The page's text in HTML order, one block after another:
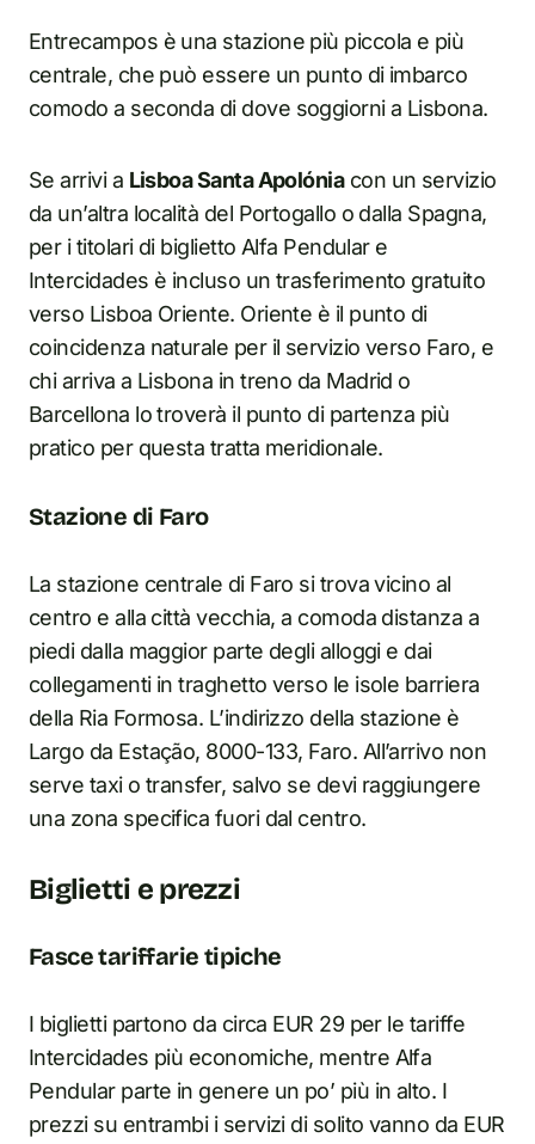
Entrecampos è una stazione più piccola e più
centrale, che può essere un punto di imbarco
comodo a seconda di dove soggiorni a Lisbona.
Se arrivi a Lisboa Santa Apolóniacon un servizio
da un’altra località del Portogallo o dalla Spagna,
per i titolari di biglietto Alfa Pendular e
Intercidades è incluso un trasferimento gratuito
verso Lisboa Oriente. Oriente è il punto di
coincidenza naturale per il servizio verso Faro, e
chi arriva a Lisbona in treno da Madrid o
Barcellona lo troverà il punto di partenza più
pratico per questa tratta meridionale.
Stazione di Faro
La stazione centrale di Faro si trova vicino al
centro e alla città vecchia, a comoda distanza a
piedi dalla maggior parte degli alloggi e dai
collegamenti in traghetto verso le isole barriera
della Ria Formosa. L’indirizzo della stazione è
Largo da Estação, 8000-133, Faro. All’arrivo non
serve taxi o transfer, salvo se devi raggiungere
una zona specifica fuori dal centro.
Biglietti e prezzi
Fasce tariffarie tipiche
I biglietti partono da circa EUR 29 per le tariffe
Intercidades più economiche, mentre Alfa
Pendular parte in genere un po’ più in alto. I
prezzi su entrambi i servizi di solito vanno da EUR